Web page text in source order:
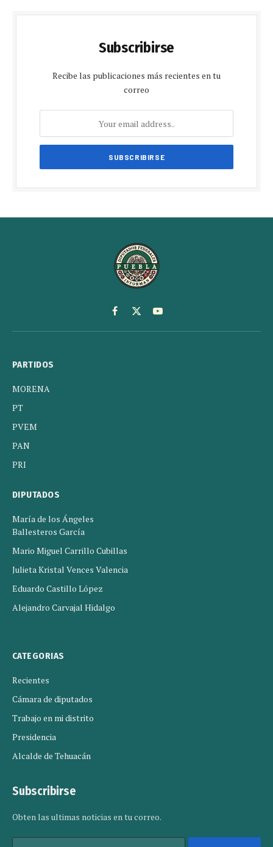
Subscribirse
Recibe las publicaciones más recientes en tu
correo
Facebook
X
(Twitter)
YouTube
PARTIDOS
MORENA
PT
PVEM
PAN
PRI
DIPUTADOS
María de los Ángeles
Ballesteros García
Mario Miguel Carrillo Cubillas
Julieta Kristal Vences Valencia
Eduardo Castillo López
Alejandro Carvajal Hidalgo
CATEGORIAS
Recientes
Cámara de diputados
Trabajo en mi distrito
Presidencia
Alcalde de Tehuacán
Subscribirse
Obten las ultimas noticias en tu correo.